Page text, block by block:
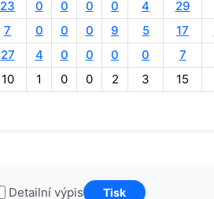
23 0 0 0 0 4 29
7 0 0 0 9 5 17
27 4 0 0 0 0 7
10 1 0 0 2 3 15
Detailní výpis